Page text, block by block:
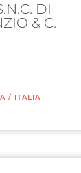
DI
& C.
/ ITALIA